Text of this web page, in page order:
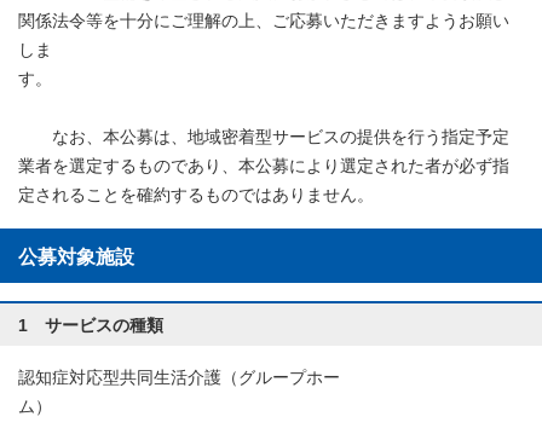
関係法令等を十分にご理解の上、ご応募いただきますようお願い
しま
す。
なお、本公募は、地域密着型サービスの提供を行う指定予定
業者を選定するものであり、本公募により選定された者が必ず指
定されることを確約するものではありません。
公募対象施設
1 サービスの種類
認知症対応型共同生活介護（グループホー
ム）